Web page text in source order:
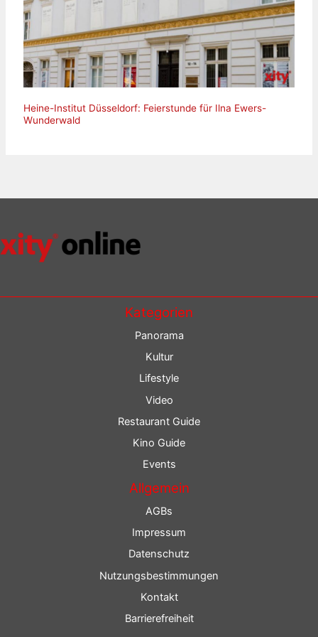
Heine-Institut Düsseldorf: Feierstunde für Ilna Ewers-
Wunderwald
Kategorien
Panorama
Kultur
Lifestyle
Video
Restaurant Guide
Kino Guide
Events
Allgemein
AGBs
Impressum
Datenschutz
Nutzungsbestimmungen
Kontakt
Barrierefreiheit